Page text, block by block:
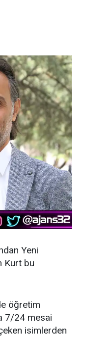
Yeni
Kurt bu
öğretim
7/24 mesai
isimlerden